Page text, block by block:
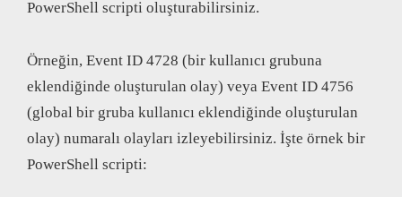
PowerShell scripti oluşturabilirsiniz.
Örneğin, Event ID 4728 (bir kullanıcı grubuna
eklendiğinde oluşturulan olay) veya Event ID 4756
(global bir gruba kullanıcı eklendiğinde oluşturulan
olay) numaralı olayları izleyebilirsiniz. İşte örnek bir
PowerShell scripti: